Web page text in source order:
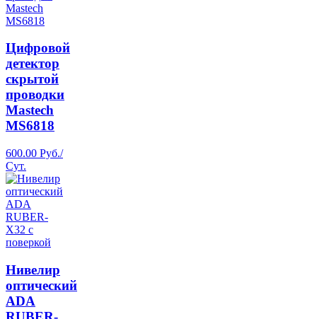
Цифровой
детектор
скрытой
проводки
Mastech
MS6818
600.00 Руб./
Сут.
Нивелир
оптический
ADA